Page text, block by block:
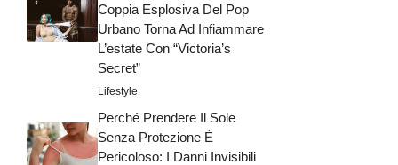
Coppia Esplosiva Del Pop
Urbano Torna Ad Infiammare
L’estate Con “Victoria’s
Secret”
Lifestyle
Perché Prendere Il Sole
Senza Protezione È
Pericoloso: I Danni Invisibili